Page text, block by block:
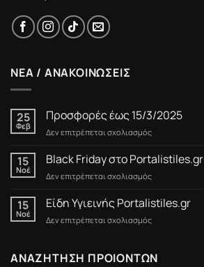
ΝΕΑ / ΑΝΑΚΟΙΝΩΣΕΙΣ
25
Φεβ
Προσφορές έως 15/3/2025
Δεν επιτρέπεται σχολιασμόςστο
έως
15/3/2025
15
Νοέ
Black Friday στο Portalistiles.gr
Δεν επιτρέπεται σχολιασμόςστο
Friday
στο
Portalistiles.gr
15
Νοέ
Είδη Υγιεινής Portalistiles.gr
Δεν επιτρέπεται σχολιασμόςστο
Portalistiles.gr
ΑΝΑΖΗΤΗΣΗ ΠΡΟΙΟΝΤΩΝ